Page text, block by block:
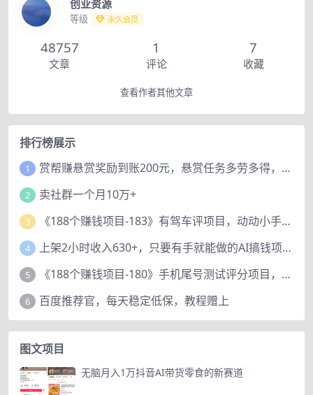
创业资源
等级 永久会员
48757
文章
1
评论
7
收藏
查看作者其他文章
排行榜展示
1 赏帮赚悬赏奖励到账200元，悬赏任务多劳多得，人人可做。
2 卖社群一个月10万+
3 《188个赚钱项目-183》有驾车评项目，动动小手，复制粘贴赚44元！
4 上架2小时收入630+，只要有手就能做的AI搞钱项目，奶奶看完都能学会!
5 《188个赚钱项目-180》手机尾号测试评分项目，短视频直播日赚200+
6 百度推荐官，每天稳定低保，教程赠上
图文项目
无脑月入1万抖音AI带货零食的新赛道